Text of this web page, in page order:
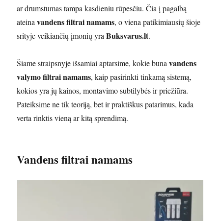
ar drumstumas tampa kasdieniu rūpesčiu. Čia į pagalbą
ateinavandens filtrai namams, o viena patikimiausių šioje
srityje veikiančių įmonių yraBuksvarus.lt.
Šiame straipsnyje išsamiai aptarsime, kokie būnavandens
valymo filtrai namams, kaip pasirinkti tinkamą sistemą,
kokios yra jų kainos, montavimo subtilybės ir priežiūra.
Pateiksime ne tik teoriją, bet ir praktiškus patarimus, kada
verta rinktis vieną ar kitą sprendimą.
Vandens filtrai namams